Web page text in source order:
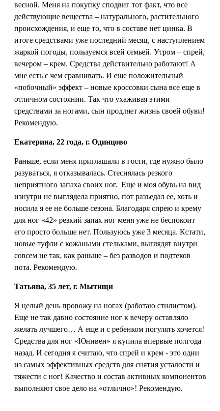
весной. Меня на покупку сподвиг тот факт, что все
действующие вещества – натурального, растительного
происхождения, и еще то, что в составе нет цинка. В
итоге средствами уже последний месяц, с наступлением
жаркой погоды, пользуемся всей семьей. Утром – спрей,
вечером – крем. Средства действительно работают! А
мне есть с чем сравнивать. И еще положительный
«побочный» эффект – новые кроссовки сына все еще в
отличном состоянии. Так что ухаживая этими
средствами за ногами, сын продляет жизнь своей обуви!
Рекомендую.
Екатерина, 22 года, г. Одинцово
Раньше, если меня приглашали в гости, где нужно было
разуваться, я отказывалась. Стеснялась резкого
неприятного запаха своих ног. Еще и моя обувь на вид
изнутри не выглядела приятно, пот разъедал ее, хоть и
носила я ее не больше сезона. Благодаря спрею и крему
для ног «42» резкий запах ног меня уже не беспокоит –
его просто больше нет. Пользуюсь уже 3 месяца. Кстати,
новые туфли с кожаными стельками, выглядят внутри
совсем не так, как раньше – без разводов и подтеков
пота. Рекомендую.
Татьяна, 35 лет, г. Мытищи
Я целый день провожу на ногах (работаю стилистом).
Еще не так давно состояние ног к вечеру оставляло
желать лучшего… А еще и с ребенком погулять хочется!
Средства для ног «Юнивен» я купила впервые полгода
назад. И сегодня я считаю, что спрей и крем - это одни
из самых эффективных средств для снятия усталости и
тяжести с ног! Качество и состав активных компонентов
выполняют свое дело на «отлично»! Рекомендую.